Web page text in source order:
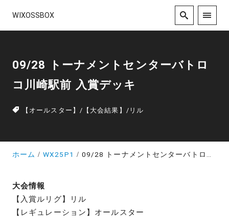
WIXOSSBOX
09/28 トーナメントセンターバトロ
コ川崎駅前 入賞デッキ
【オールスター】 / 【大会結果】 / リル
ホーム WX25P1 09/28 トーナメントセンターバトロコ川崎駅前 入賞デッキ
大会情報
【入賞ルリグ】リル
【レギュレーション】オールスター